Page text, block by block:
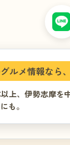
ルメ情報なら
上、伊勢志摩を
も。